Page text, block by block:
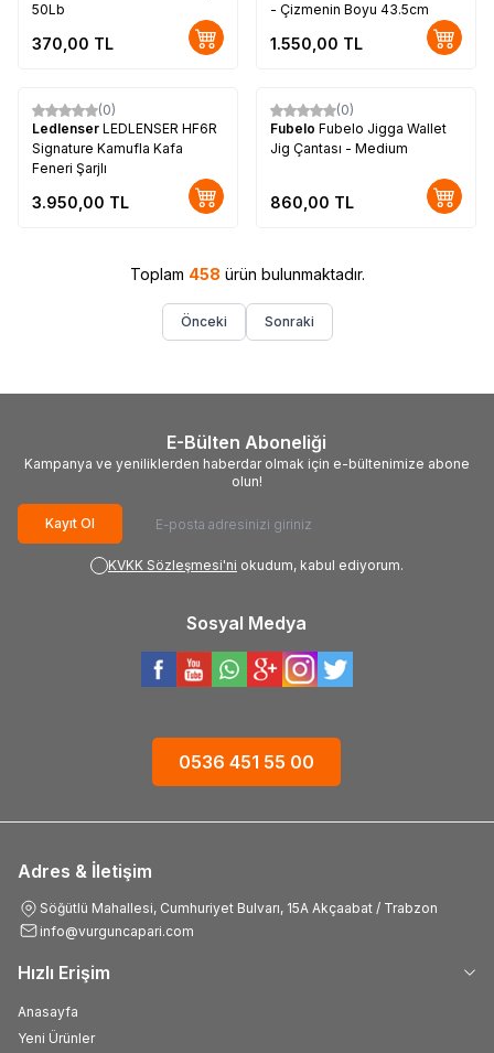
50Lb
370,00 TL
- Çizmenin Boyu 43.5cm
1.550,00 TL
(0)
Ledlenser LEDLENSER HF6R
Signature Kamufla Kafa
Feneri Şarjlı
3.950,00 TL
(0)
Fubelo Fubelo Jigga Wallet
Jig Çantası - Medium
860,00 TL
Toplam 458 ürün bulunmaktadır.
Önceki Sonraki
E-Bülten Aboneliği
Kampanya ve yeniliklerden haberdar olmak için e-bültenimize abone
olun!
Kayıt Ol
KVKK Sözleşmesi'ni okudum, kabul ediyorum.
Sosyal Medya
0536 451 55 00
Adres & İletişim
Söğütlü Mahallesi, Cumhuriyet Bulvarı, 15A Akçaabat / Trabzon
info@vurguncapari.com
Hızlı Erişim
Anasayfa
Yeni Ürünler